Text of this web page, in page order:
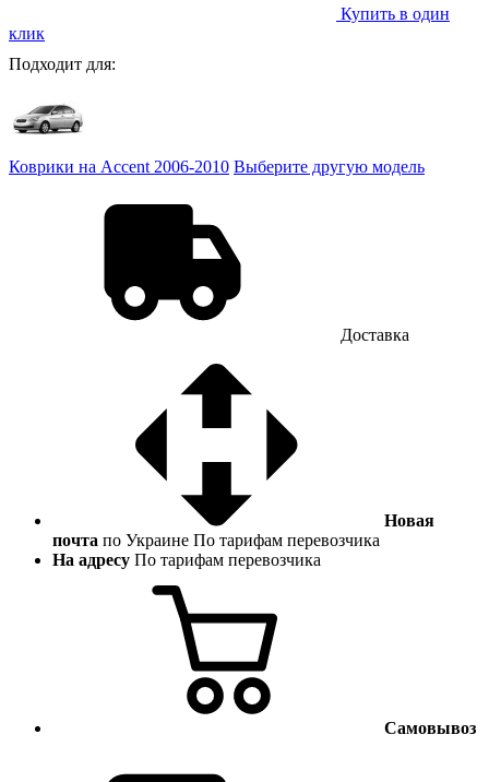
Купить в один
клик
Подходит для:
Коврики на Accent 2006-2010 Выберите другую модель
Доставка
Новая
почта по Украине По тарифам перевозчика
На адресу По тарифам перевозчика
Самовывоз